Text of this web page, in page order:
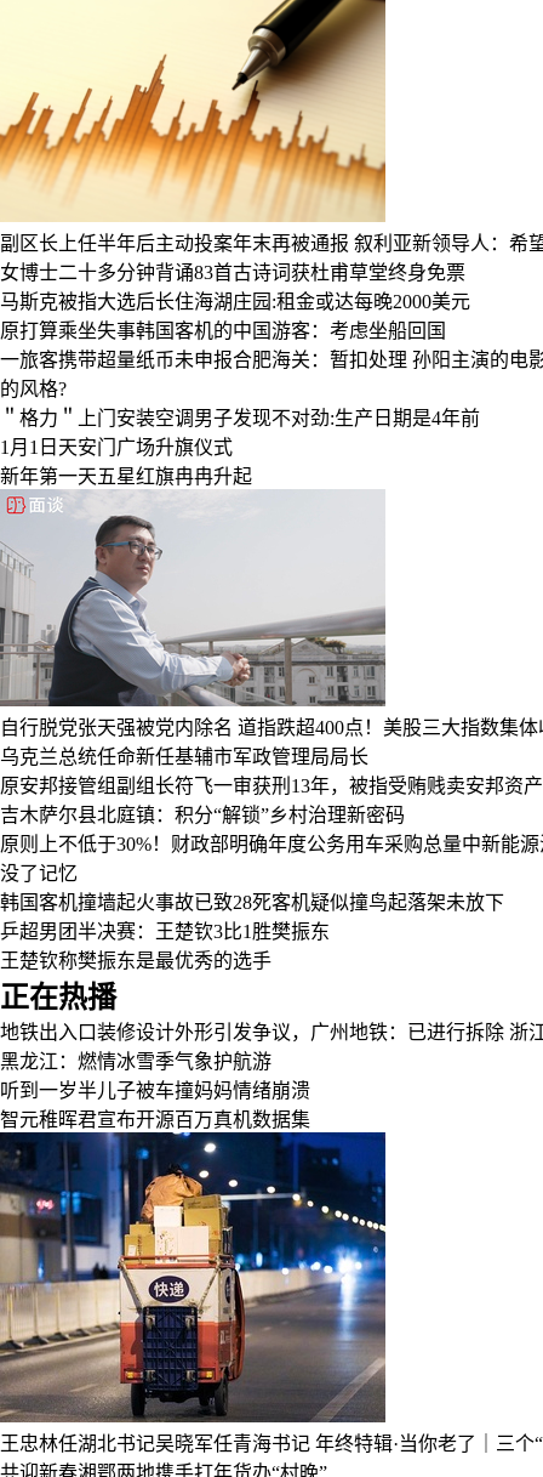
副区长上任半年后主动投案年末再被通报 叙利亚新领导人：希
女博士二十多分钟背诵83首古诗词获杜甫草堂终身免票
马斯克被指大选后长住海湖庄园:租金或达每晚2000美元
原打算乘坐失事韩国客机的中国游客：考虑坐船回国
一旅客携带超量纸币未申报合肥海关：暂扣处理 孙阳主演的电
的风格?
＂格力＂上门安装空调男子发现不对劲:生产日期是4年前
1月1日天安门广场升旗仪式
新年第一天五星红旗冉冉升起
自行脱党张天强被党内除名 道指跌超400点！美股三大指数集
乌克兰总统任命新任基辅市军政管理局局长
原安邦接管组副组长符飞一审获刑13年，被指受贿贱卖安邦资产
吉木萨尔县北庭镇：积分“解锁”乡村治理新密码
原则上不低于30%！财政部明确年度公务用车采购总量中新能
没了记忆
韩国客机撞墙起火事故已致28死客机疑似撞鸟起落架未放下
乒超男团半决赛：王楚钦3比1胜樊振东
王楚钦称樊振东是最优秀的选手
正在热播
地铁出入口装修设计外形引发争议，广州地铁：已进行拆除 浙
黑龙江：燃情冰雪季气象护航游
听到一岁半儿子被车撞妈妈情绪崩溃
智元稚晖君宣布开源百万真机数据集
王忠林任湖北书记吴晓军任青海书记 年终特辑·当你老了｜三个
共迎新春湘鄂两地携手打年货办“村晚”